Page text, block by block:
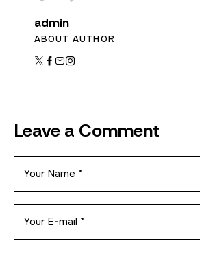
admin
ABOUT AUTHOR
Leave a Comment